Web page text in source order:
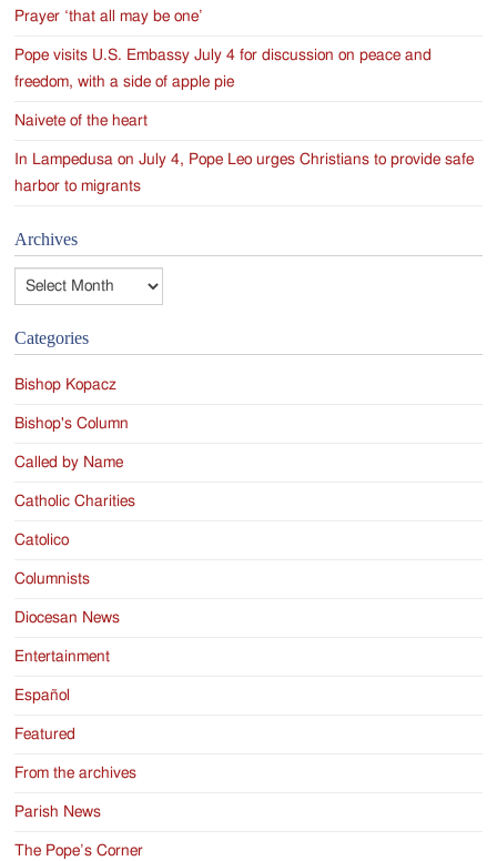
Prayer ‘that all may be one’
Pope visits U.S. Embassy July 4 for discussion on peace and
freedom, with a side of apple pie
Naivete of the heart
In Lampedusa on July 4, Pope Leo urges Christians to provide safe
harbor to migrants
Archives
Archives
Categories
Bishop Kopacz
Bishop's Column
Called by Name
Catholic Charities
Catolico
Columnists
Diocesan News
Entertainment
Español
Featured
From the archives
Parish News
The Pope’s Corner